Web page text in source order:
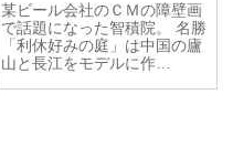
某ビール会社のＣＭの障壁画
で話題になった智積院。 名勝
「利休好みの庭」は中国の廬
山と長江をモデルに作…